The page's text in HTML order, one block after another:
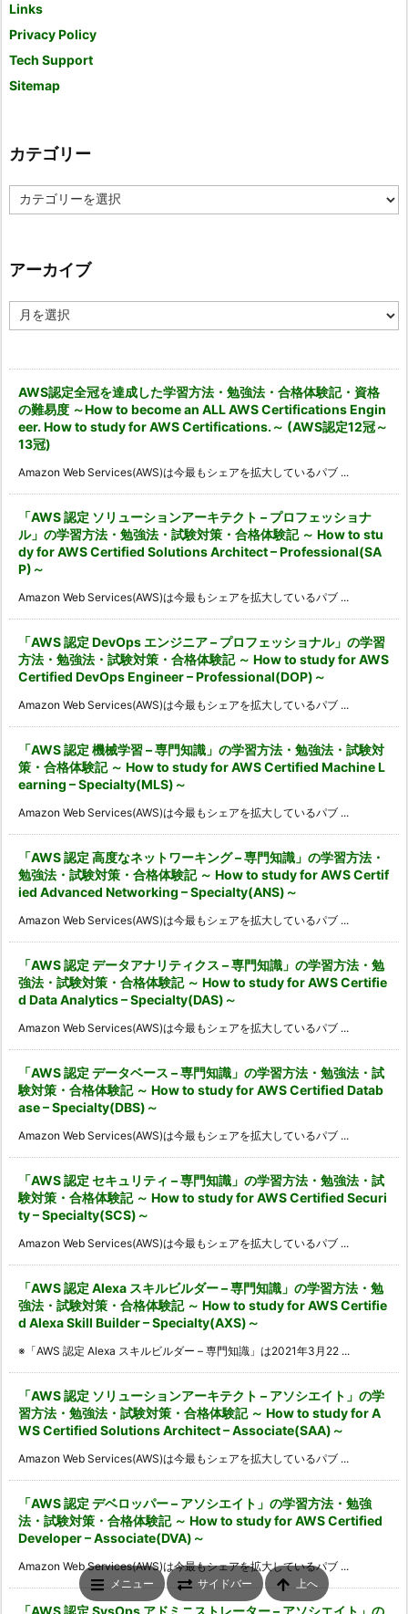
Links
Privacy Policy
Tech Support
Sitemap
カテゴリー
テ
ー
アーカイブ
ー
AWS認定全冠を達成した学習方法・勉強法・合格体験記・資格
の難易度 ～How to become an ALL AWS Certifications Engin
eer. How to study for AWS Certifications.～ (AWS認定12冠～
13冠)
Amazon Web Services(AWS)は今最もシェアを拡大しているパブ ...
「AWS 認定 ソリューションアーキテクト – プロフェッショナ
ル」の学習方法・勉強法・試験対策・合格体験記 ～ How to stu
dy for AWS Certified Solutions Architect – Professional(SA
P)～
Amazon Web Services(AWS)は今最もシェアを拡大しているパブ ...
「AWS 認定 DevOps エンジニア – プロフェッショナル」の学習
方法・勉強法・試験対策・合格体験記 ～ How to study for AWS
Certified DevOps Engineer – Professional(DOP)～
Amazon Web Services(AWS)は今最もシェアを拡大しているパブ ...
「AWS 認定 機械学習 – 専門知識」の学習方法・勉強法・試験対
策・合格体験記 ～ How to study for AWS Certified Machine L
earning – Specialty(MLS)～
Amazon Web Services(AWS)は今最もシェアを拡大しているパブ ...
「AWS 認定 高度なネットワーキング – 専門知識」の学習方法・
勉強法・試験対策・合格体験記 ～ How to study for AWS Certif
ied Advanced Networking – Specialty(ANS)～
Amazon Web Services(AWS)は今最もシェアを拡大しているパブ ...
「AWS 認定 データアナリティクス – 専門知識」の学習方法・勉
強法・試験対策・合格体験記 ～ How to study for AWS Certifie
d Data Analytics – Specialty(DAS)～
Amazon Web Services(AWS)は今最もシェアを拡大しているパブ ...
「AWS 認定 データベース – 専門知識」の学習方法・勉強法・試
験対策・合格体験記 ～ How to study for AWS Certified Datab
ase – Specialty(DBS)～
Amazon Web Services(AWS)は今最もシェアを拡大しているパブ ...
「AWS 認定 セキュリティ – 専門知識」の学習方法・勉強法・試
験対策・合格体験記 ～ How to study for AWS Certified Securi
ty – Specialty(SCS)～
Amazon Web Services(AWS)は今最もシェアを拡大しているパブ ...
「AWS 認定 Alexa スキルビルダー – 専門知識」の学習方法・勉
強法・試験対策・合格体験記 ～ How to study for AWS Certifie
d Alexa Skill Builder – Specialty(AXS)～
※「AWS 認定 Alexa スキルビルダー – 専門知識」は2021年3月22 ...
「AWS 認定 ソリューションアーキテクト – アソシエイト」の学
習方法・勉強法・試験対策・合格体験記 ～ How to study for A
WS Certified Solutions Architect – Associate(SAA)～
Amazon Web Services(AWS)は今最もシェアを拡大しているパブ ...
「AWS 認定 デベロッパー – アソシエイト」の学習方法・勉強
法・試験対策・合格体験記 ～ How to study for AWS Certified
Developer – Associate(DVA)～
Amazon Web Services(AWS)は今最もシェアを拡大しているパブ ...
「AWS 認定 SysOps アドミニストレーター – アソシエイト」の
メニュー サイドバー 上へ